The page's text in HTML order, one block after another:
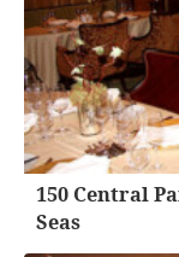
150 Central
Seas